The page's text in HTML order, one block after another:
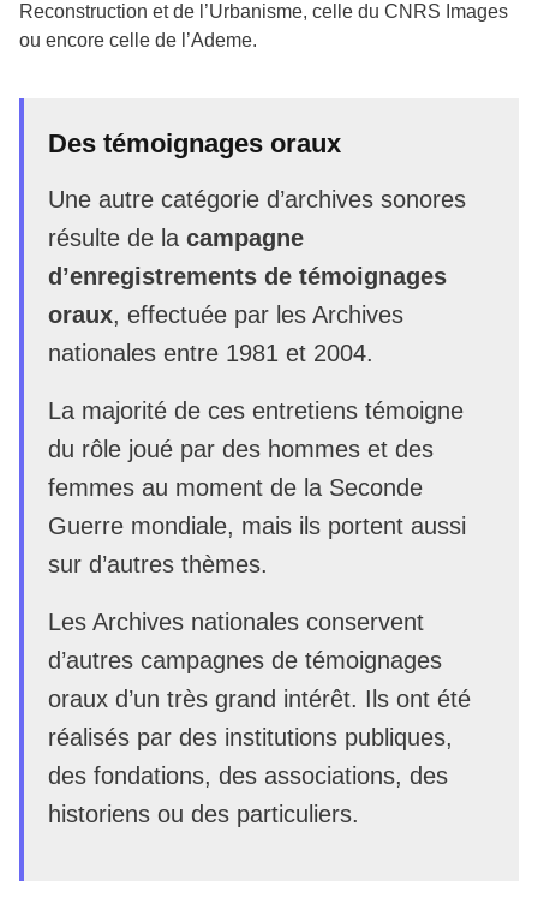
Reconstruction et de l’Urbanisme, celle du CNRS Images
ou encore celle de l’Ademe.
Des témoignages oraux
Une autre catégorie d’archives sonores
résulte de la campagne
d’enregistrements de témoignages
oraux, effectuée par les Archives
nationales entre 1981 et 2004.
La majorité de ces entretiens témoigne
du rôle joué par des hommes et des
femmes au moment de la Seconde
Guerre mondiale, mais ils portent aussi
sur d’autres thèmes.
Les Archives nationales conservent
d’autres campagnes de témoignages
oraux d’un très grand intérêt. Ils ont été
réalisés par des institutions publiques,
des fondations, des associations, des
historiens ou des particuliers.